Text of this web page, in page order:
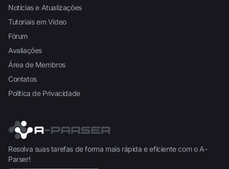
Notícias e Atualizações
Tutoriais em Vídeo
Fórum
Avaliações
Área de Membros
Contatos
Política de Privacidade
Resolva suas tarefas de forma mais rápida e eficiente com o A-
Parser!